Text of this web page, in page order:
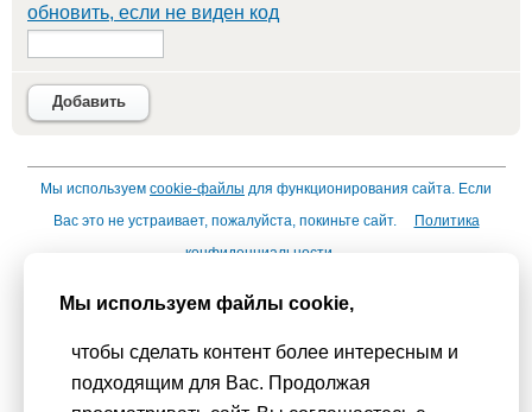
обновить, если не виден код
Добавить
Мы используем cookie-файлы для функционирования сайта. Если
Вас это не устраивает, пожалуйста, покиньте сайт.
Политика
конфиденциальности
Сhudesenka.ru обязательна. © 2010 - 2026
Копирование мастер-классов без согласования с
администрацией сайта запрещено
Мы используем файлы cookie,
чтобы сделать контент более интересным и
подходящим для Вас. Продолжая